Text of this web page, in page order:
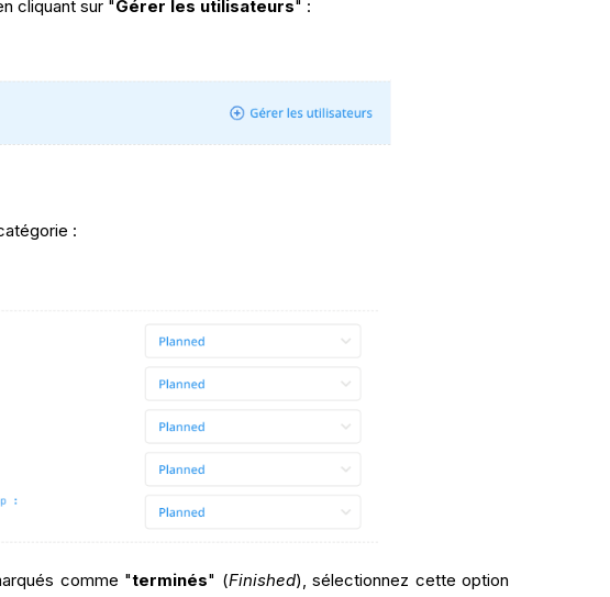
cliquant sur "Gérer les utilisateurs" :
:
comme "terminés" (Finished), sélectionnez cette option